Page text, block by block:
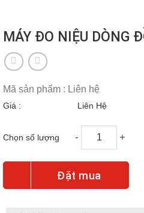
MÁY ĐO NIỆU DÒNG
Mã sản phẩm : Liên hệ
Giá : Liên Hệ
Chọn số lượng - +
Đặt mua